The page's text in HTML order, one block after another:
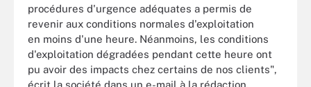
procédures d'urgence adéquates a permis de
revenir aux conditions normales d'exploitation
en moins d'une heure. Néanmoins, les conditions
d'exploitation dégradées pendant cette heure ont
pu avoir des impacts chez certains de nos clients",
écrit la société dans un e-mail à la rédaction.